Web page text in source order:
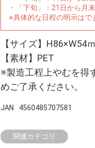
・「下旬」：21日から月
※具体的な日程の明示はで
【サイズ】H86×W54
【素材】PET
※製造工程上やむを得
めご了承ください。
JAN 4560485707581
関連カテゴリ